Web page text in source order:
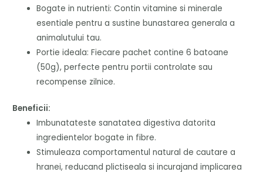
Bogate in nutrienti: Contin vitamine si minerale
esentiale pentru a sustine bunastarea generala a
animalutului tau.
Portie ideala: Fiecare pachet contine 6 batoane
(50g), perfecte pentru portii controlate sau
recompense zilnice.
Beneficii:
Imbunatateste sanatatea digestiva datorita
ingredientelor bogate in fibre.
Stimuleaza comportamentul natural de cautare a
hranei, reducand plictiseala si incurajand implicarea